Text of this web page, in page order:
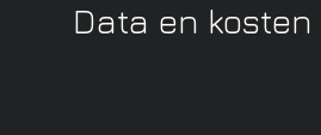
Data en